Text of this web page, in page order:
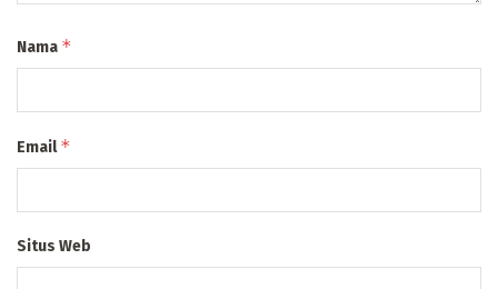
Nama *
Email*
Situs Web